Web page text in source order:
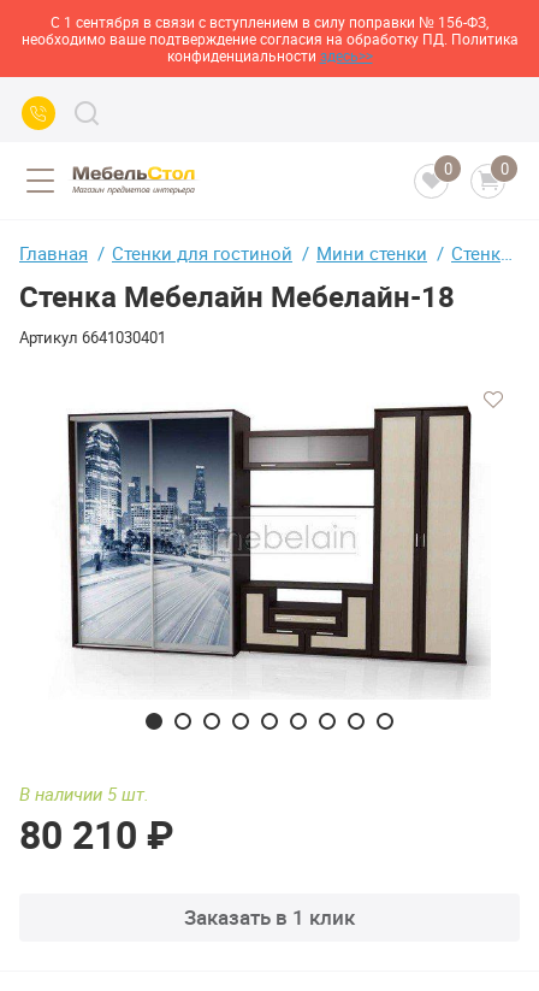
С 1 сентября в связи с вступлением в силу поправки № 156-ФЗ,
необходимо ваше подтверждение согласия на обработку ПД. Политика
конфиденциальности здесь>>
0 0
Главная Стенки для гостиной Мини стенки Стенка Мебелайн Мебелайн-18
Стенка Мебелайн Мебелайн-18
Артикул 6641030401
В наличии 5 шт.
80 210 ₽
Заказать в 1 клик